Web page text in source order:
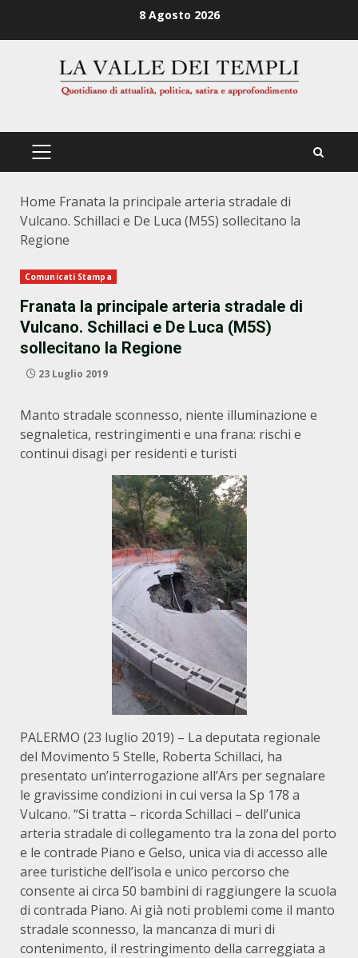
8 Agosto 2026
PRIMÄRES
Home Franata la principale arteria stradale di
Vulcano. Schillaci e De Luca (M5S) sollecitano la
Regione
Comunicati Stampa
Franata la principale arteria stradale di
Vulcano. Schillaci e De Luca (M5S)
sollecitano la Regione
23 Luglio 2019
Manto stradale sconnesso, niente illuminazione e
segnaletica, restringimenti e una frana: rischi e
continui disagi per residenti e turisti
PALERMO (23 luglio 2019) – La deputata regionale
del Movimento 5 Stelle, Roberta Schillaci, ha
presentato un’interrogazione all’Ars per segnalare
le gravissime condizioni in cui versa la Sp 178 a
Vulcano. “Si tratta – ricorda Schillaci – dell’unica
arteria stradale di collegamento tra la zona del porto
e le contrade Piano e Gelso, unica via di accesso alle
aree turistiche dell’isola e unico percorso che
consente ai circa 50 bambini di raggiungere la scuola
di contrada Piano. Ai già noti problemi come il manto
stradale sconnesso, la mancanza di muri di
contenimento, il restringimento della carreggiata a